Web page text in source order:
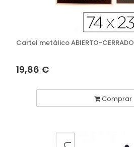
Cartel metálico ABIERTO-CERRADO
19,86 €
Comprar